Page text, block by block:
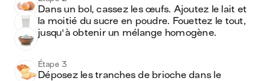
Dans un bol, cassez les œufs. Ajoutez le lait et
la moitié du sucre en poudre. Fouettez le tout,
jusqu'à obtenir un mélange homogène.
Étape 3
Déposez les tranches de brioche dans le